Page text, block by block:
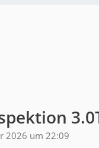
2026 um 22:09